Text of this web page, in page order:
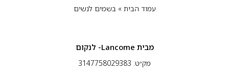
עמוד הבית» בשמים לנשים
מבית Lancome- לנקום
מק״ט: 3147758029383